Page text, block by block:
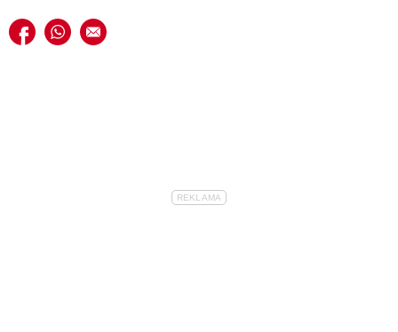
Udostępnij na facebook
Udostępnij na whatsapp
E-mail do przyjaciela